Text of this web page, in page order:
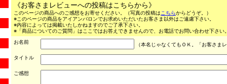
《お客さまレビューへの投稿はこちらから》
このページの商品へのご感想をお寄せください。（写真の投稿は こちらからどうぞ。）
※このページの商品をアイアンバロンでお求めいただいたお客さま以外はご遠慮下さい。
※内容によっては掲載いたしかねますのでご了承下さい。
※「商品についてのご質問」はここではお答えできませんので、お電話でお問い合わせ下さ
お名前
（本名じゃなくてもＯＫ。「お客さま
タイトル
ご感想